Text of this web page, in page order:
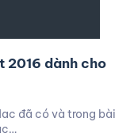
2016 dành cho
đã có và trong bài